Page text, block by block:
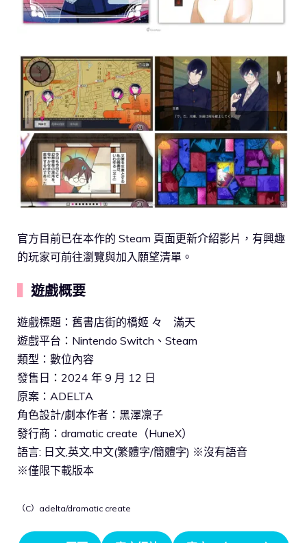
官方目前已在本作的 Steam 頁面更新介紹影片，有興趣
的玩家可前往瀏覽與加入願望清單。
遊戲概要
遊戲標題：舊書店街的橋姬 々 滿天
遊戲平台：Nintendo Switch、Steam
類型：數位內容
發售日：2024 年 9 月 12 日
原案：ADELTA
角色設計/劇本作者：黑澤凜子
發行商：dramatic create（HuneX）
語言: 日文,英文,中文(繁體字/簡體字) ※沒有語音
※僅限下載版本
（C）adelta/dramatic create